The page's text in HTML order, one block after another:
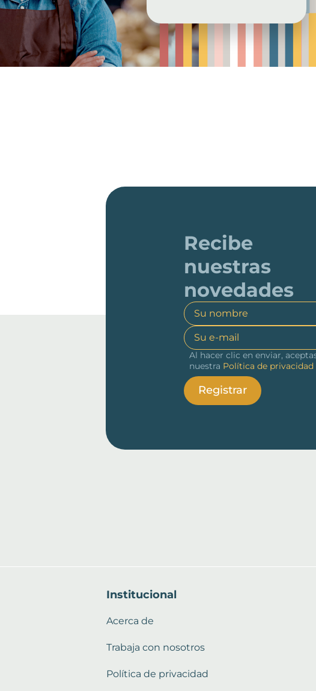
Recibe
nuestras
novedades
Al hacer clic en enviar,
nuestra Política de privacidad
Registrar
Institucional
Acerca de
Trabaja con nosotros
Política de privacidad